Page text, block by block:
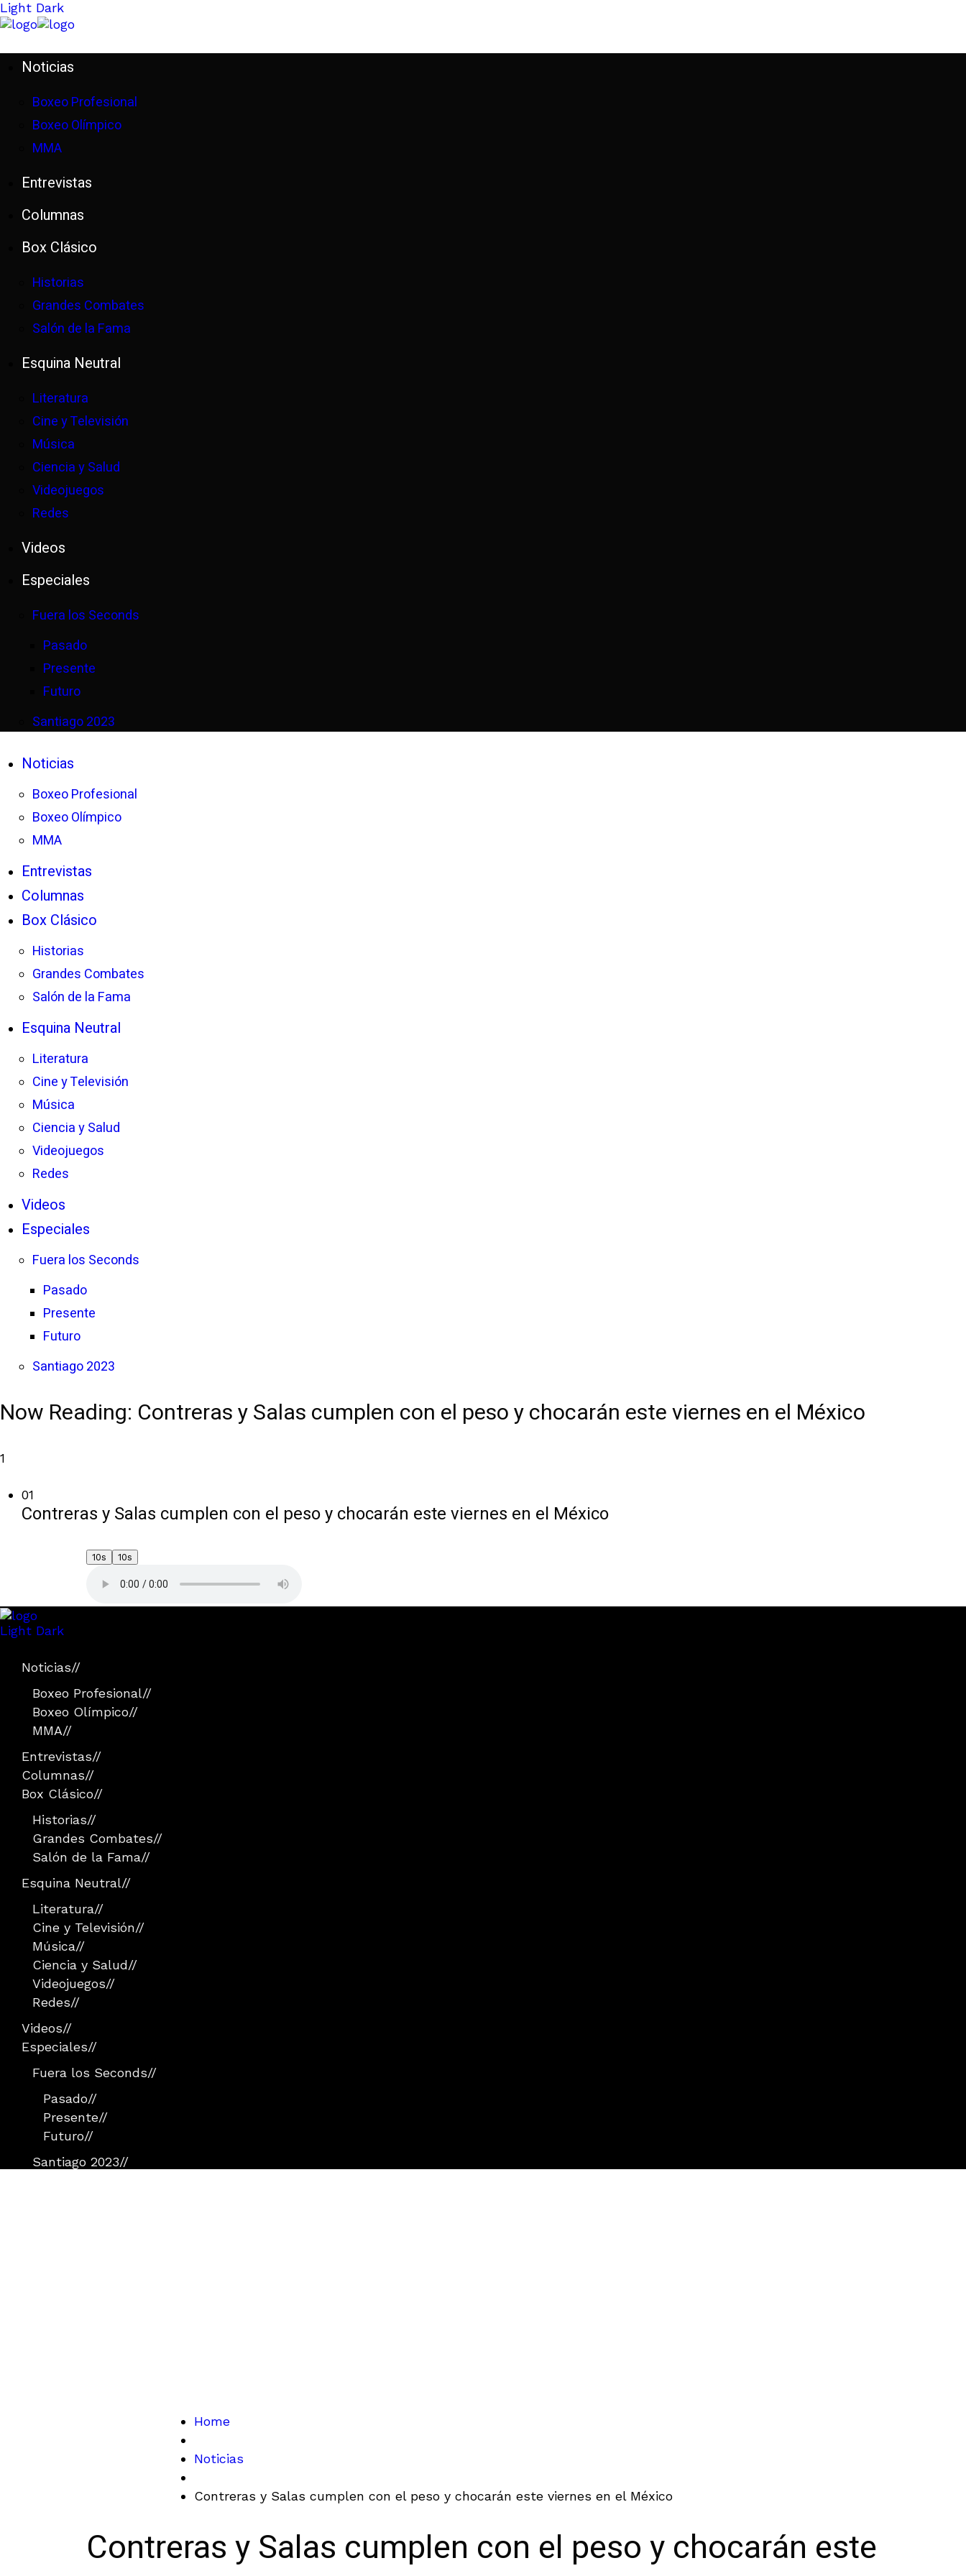
Light Dark
Noticias
Boxeo Profesional
Boxeo Olímpico
MMA
Entrevistas
Columnas
Box Clásico
Historias
Grandes Combates
Salón de la Fama
Esquina Neutral
Literatura
Cine y Televisión
Música
Ciencia y Salud
Videojuegos
Redes
Videos
Especiales
Fuera los Seconds
Pasado
Presente
Futuro
Santiago 2023
Noticias
Boxeo Profesional
Boxeo Olímpico
MMA
Entrevistas
Columnas
Box Clásico
Historias
Grandes Combates
Salón de la Fama
Esquina Neutral
Literatura
Cine y Televisión
Música
Ciencia y Salud
Videojuegos
Redes
Videos
Especiales
Fuera los Seconds
Pasado
Presente
Futuro
Santiago 2023
Now Reading: Contreras y Salas cumplen con el peso y chocarán este viernes en el México
1
01
Contreras y Salas cumplen con el peso y chocarán este viernes en el México
10s 10s
Light Dark
Noticias//
Boxeo Profesional//
Boxeo Olímpico//
MMA//
Entrevistas//
Columnas//
Box Clásico//
Historias//
Grandes Combates//
Salón de la Fama//
Esquina Neutral//
Literatura//
Cine y Televisión//
Música//
Ciencia y Salud//
Videojuegos//
Redes//
Videos//
Especiales//
Fuera los Seconds//
Pasado//
Presente//
Futuro//
Santiago 2023//
Home
Noticias
Contreras y Salas cumplen con el peso y chocarán este viernes en el México
Contreras y Salas cumplen con el peso y chocarán este